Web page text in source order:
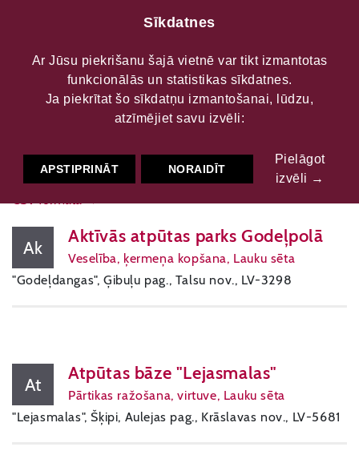
Amatu prasmes
CSV formātā →
Ak
Aktīvās atpūtas parks Godeļpolā
Veselība, ķermeņa kopšana, Lauku sēta
"Godeļdangas", Ģibuļu pag., Talsu nov., LV-3298
At
Atpūtas bāze "Lejasmalas"
Pārtikas ražošana, virtuve, Lauku sēta
"Lejasmalas", Šķipi, Aulejas pag., Krāslavas nov., LV-5681
Sīkdatnes
Ar Jūsu piekrišanu šajā vietnē var tikt izmantotas
funkcionālās un statistikas sīkdatnes.
Ja piekrītat šo sīkdatņu izmantošanai, lūdzu,
atzīmējiet savu izvēli:
APSTIPRINĀT NORAIDĪT
Pielāgot
izvēli →